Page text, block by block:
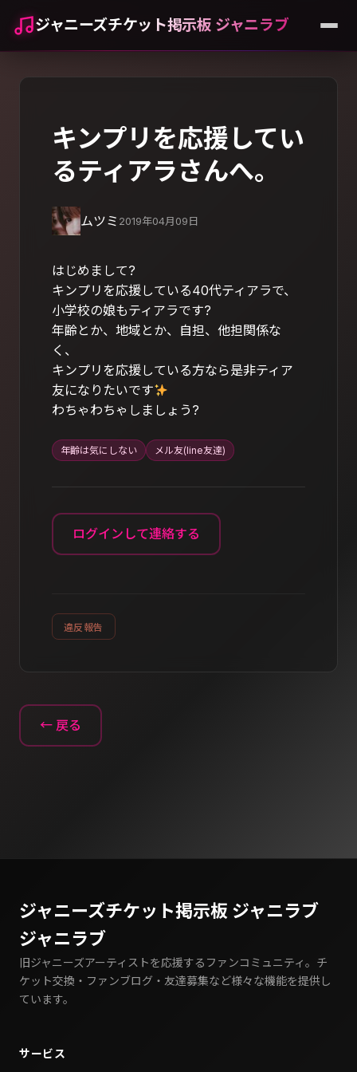
ジャニーズチケット掲示板 ジャニラブ
キンプリを応援してい
るティアラさんへ。
ムツミ 2019年04月09日
はじめまして?
キンプリを応援している40代ティアラで、
小学校の娘もティアラです?
年齢とか、地域とか、自担、他担関係な
く、
キンプリを応援している方なら是非ティア
友になりたいです
わちゃわちゃしましょう?
年齢は気にしない メル友(line友達)
ログインして連絡する
違反報告
← 戻る
ジャニーズチケット掲示板 ジャニラブ
ジャニラブ
旧ジャニーズアーティストを応援するファンコミュニティ。チ
ケット交換・ファンブログ・友達募集など様々な機能を提供し
ています。
サービス